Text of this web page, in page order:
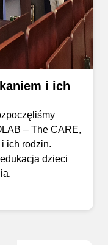
i ich
– The CARE,
ich rodzin.
dzieci